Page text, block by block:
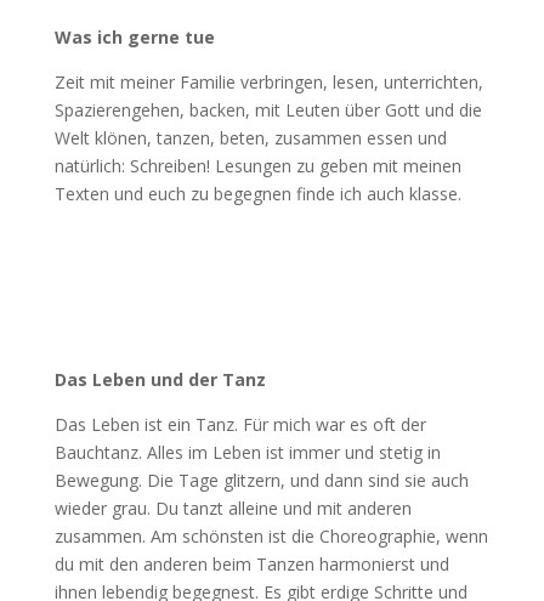
Was ich gerne tue
Zeit mit meiner Familie verbringen, lesen, unterrichten,
Spazierengehen, backen, mit Leuten über Gott und die
Welt klönen, tanzen, beten, zusammen essen und
natürlich: Schreiben! Lesungen zu geben mit meinen
Texten und euch zu begegnen finde ich auch klasse.
Das Leben und der Tanz
Das Leben ist ein Tanz. Für mich war es oft der
Bauchtanz. Alles im Leben ist immer und stetig in
Bewegung. Die Tage glitzern, und dann sind sie auch
wieder grau. Du tanzt alleine und mit anderen
zusammen. Am schönsten ist die Choreographie, wenn
du mit den anderen beim Tanzen harmonierst und
ihnen lebendig begegnest. Es gibt erdige Schritte und